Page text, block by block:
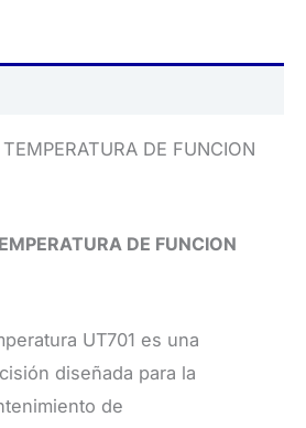
DE FUNCION
UT701 es una
diseñada para la
de